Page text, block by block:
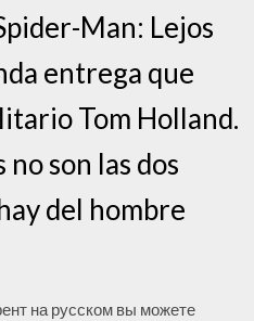
Man: Lejos
entrega que
Tom Holland.
son las dos
del hombre
на русском вы можете